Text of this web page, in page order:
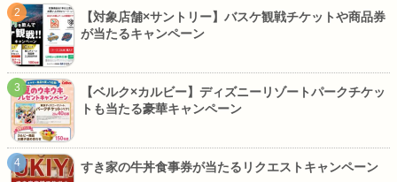
【対象店舗×サントリー】バスケ観戦チケットや商品券
が当たるキャンペーン
【ベルク×カルビー】ディズニーリゾートパークチケッ
トも当たる豪華キャンペーン
すき家の牛丼食事券が当たるリクエストキャンペーン